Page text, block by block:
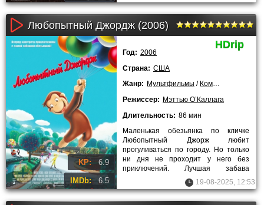
Любопытный Джордж (2006)
KP: 6.9
IMDb: 6.5
HDrip
Год: 2006
Страна: США
Жанр: Мультфильмы / Комедии
Режиссер: Мэттью О’Каллага
Длительность: 86 мин
Маленькая обезьянка по кличке
Любопытный Джорж любит
прогуливаться по городу. Но только
ни дня не проходит у него без
приключений. Лучшая забава
Джорджа это пачкание в краске,
пускание
19-08-2025, 12:53